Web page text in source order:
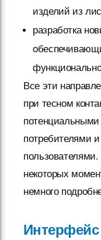
изделий из
разработка
Все эти
при тесном
потребителями
некоторых
немного